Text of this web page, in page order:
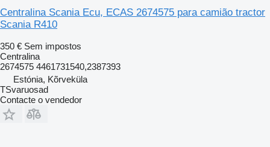
Centralina Scania Ecu, ECAS 2674575 para camião tractor
Scania R410
350 € Sem impostos
Centralina
2674575 4461731540,2387393
Estónia, Kõrveküla
TSvaruosad
Contacte o vendedor